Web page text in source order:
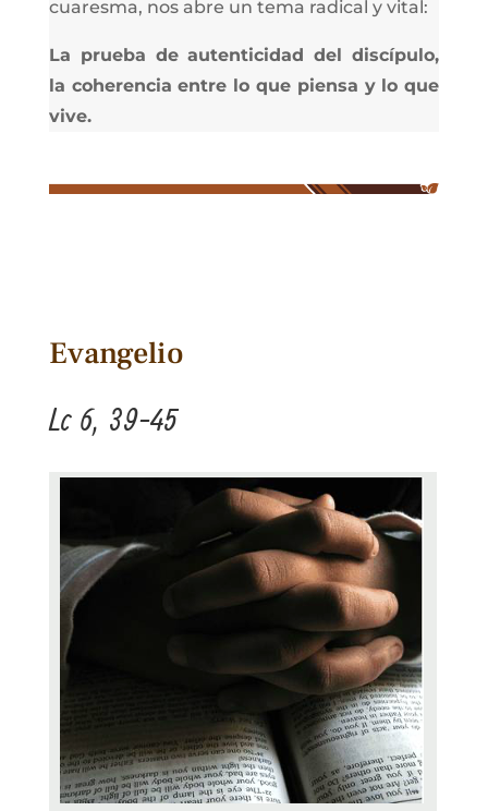
cuaresma, nos abre un tema radical y vital:
La prueba de autenticidad del discípulo,
la coherencia entre lo que piensa y lo que
vive.
Evangelio
Lc 6, 39-45